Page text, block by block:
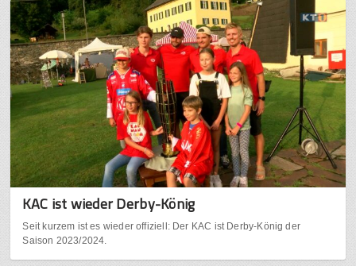
KAC ist wieder Derby-König
Seit kurzem ist es wieder offiziell: Der KAC ist Derby-König der
Saison 2023/2024.